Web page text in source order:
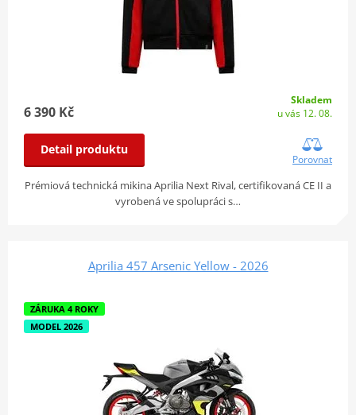
6 390 Kč
Skladem
u vás 12. 08.
Detail produktu
Porovnat
Prémiová technická mikina Aprilia Next Rival, certifikovaná CE II a
vyrobená ve spolupráci s…
Aprilia 457 Arsenic Yellow - 2026
ZÁRUKA 4 ROKY
MODEL 2026